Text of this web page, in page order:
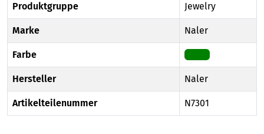
Produktgruppe Jewelry
Marke Naler
Farbe Green
Hersteller Naler
Artikelteilenummer N7301